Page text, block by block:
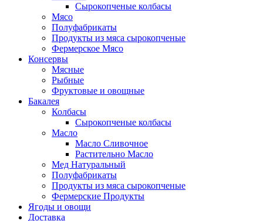
Сырокопченые колбасы
Мясо
Полуфабрикаты
Продукты из мяса сырокопченые
Фермерское Мясо
Консервы
Мясные
Рыбные
Фруктовые и овощные
Бакалея
Колбасы
Сырокопченые колбасы
Масло
Масло Сливочное
Растительно Масло
Мед Натуральный
Полуфабрикаты
Продукты из мяса сырокопченые
Фермерские Продукты
Ягоды и овощи
Доставка